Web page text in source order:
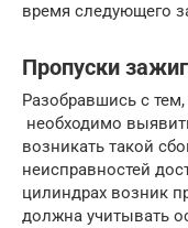
время следующего
Пропуски
Разобравшись с
необходимо
возникать такой
неисправностей
цилиндрах возник
должна учитывать